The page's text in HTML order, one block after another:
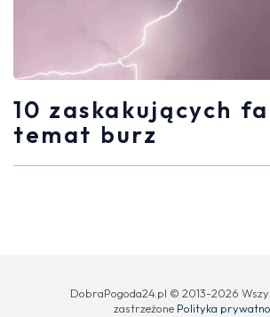
10 zaskakujących
temat burz
DobraPogoda24.pl © 2013-2026
zastrzeżone Polityka